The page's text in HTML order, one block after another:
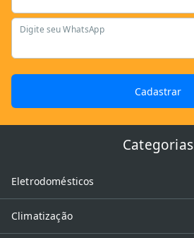
Digite seu WhatsApp
Cadastrar
Categorias
Eletrodomésticos
Climatização